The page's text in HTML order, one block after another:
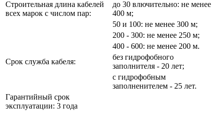
Строительная длина кабелей
всех марок с числом пар:
до 30 влючительно: не менее
400 м;
50 и 100: не менее 300 м;
200 - 300: не менее 250 м;
400 - 600: не менее 200 м.
Срок служба кабеля:
без гидрофобного
заполнителя - 20 лет;
с гидрофобным
заполненителем - 25 лет.
Гарантийный срок
эксплуатации: 3 года